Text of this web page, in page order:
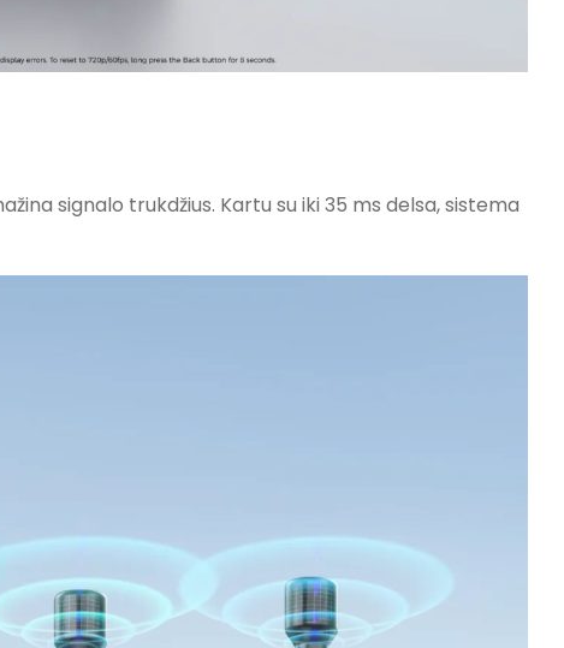
signalo trukdžius. Kartu su iki 35 ms delsa, sistema